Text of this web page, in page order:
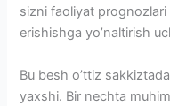
sizni faoliyat
erishishga yo’naltirish
Bu besh o’ttiz
yaxshi. Bir nechta